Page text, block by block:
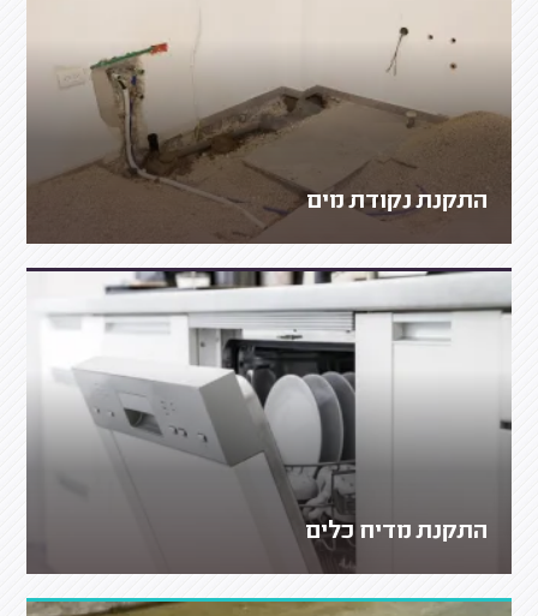
התקנת נקודת מים
התקנת מדיח כלים